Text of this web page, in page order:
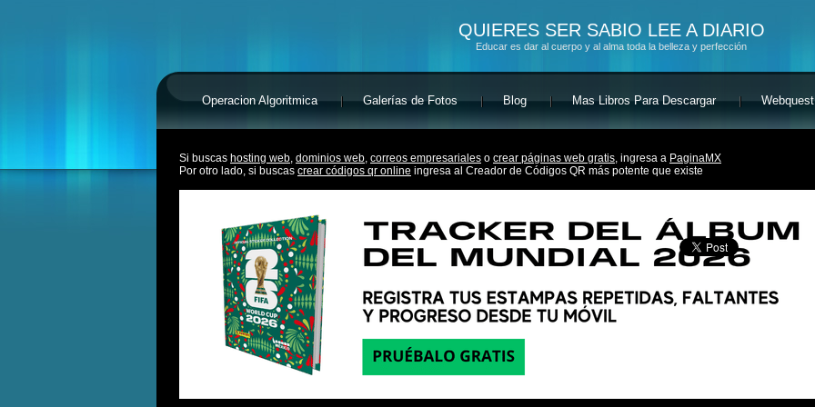
QUIERES SER SABIO LEE A DIARIO
Educar es dar al cuerpo y al alma toda la belleza y perfección
Operacion Algoritmica Galerías de Fotos Blog Mas Libros Para Descargar Webquest
Si buscas hosting web, dominios web, correos empresariales o crear páginas web gratis, ingresa a PaginaMX
Por otro lado, si buscas crear códigos qr online ingresa al Creador de Códigos QR más potente que existe